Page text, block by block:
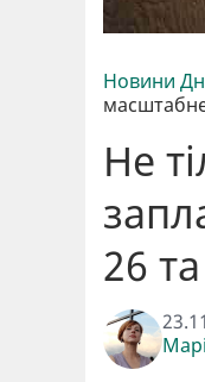
Новини
Не
26